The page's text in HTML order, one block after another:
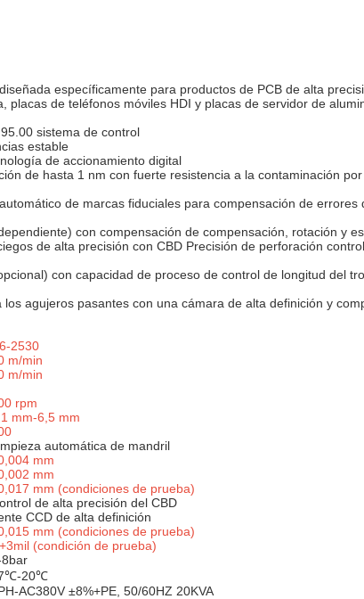
específicamente para productos de PCB de alta
placas de teléfonos móviles HDI y placas de servidor de
sistema de control
estable
de accionamiento digital
de hasta 1 nm con fuerte resistencia a la contaminación
de marcas fiduciales para compensación de
con compensación de compensación, rotación y
de alta precisión con CBD Precisión de perforación
con capacidad de proceso de control de longitud del
agujeros pasantes con una cámara de alta definición y
2530
m/min
m/min
rpm
mm-6,5 mm
automática de mandril
mm
mm
mm (condiciones de prueba)
de alta precisión del CBD
CCD de alta definición
mm (condiciones de prueba)
(condición de prueba)
20℃
AC380V ±8%+PE, 50/60HZ 20KVA